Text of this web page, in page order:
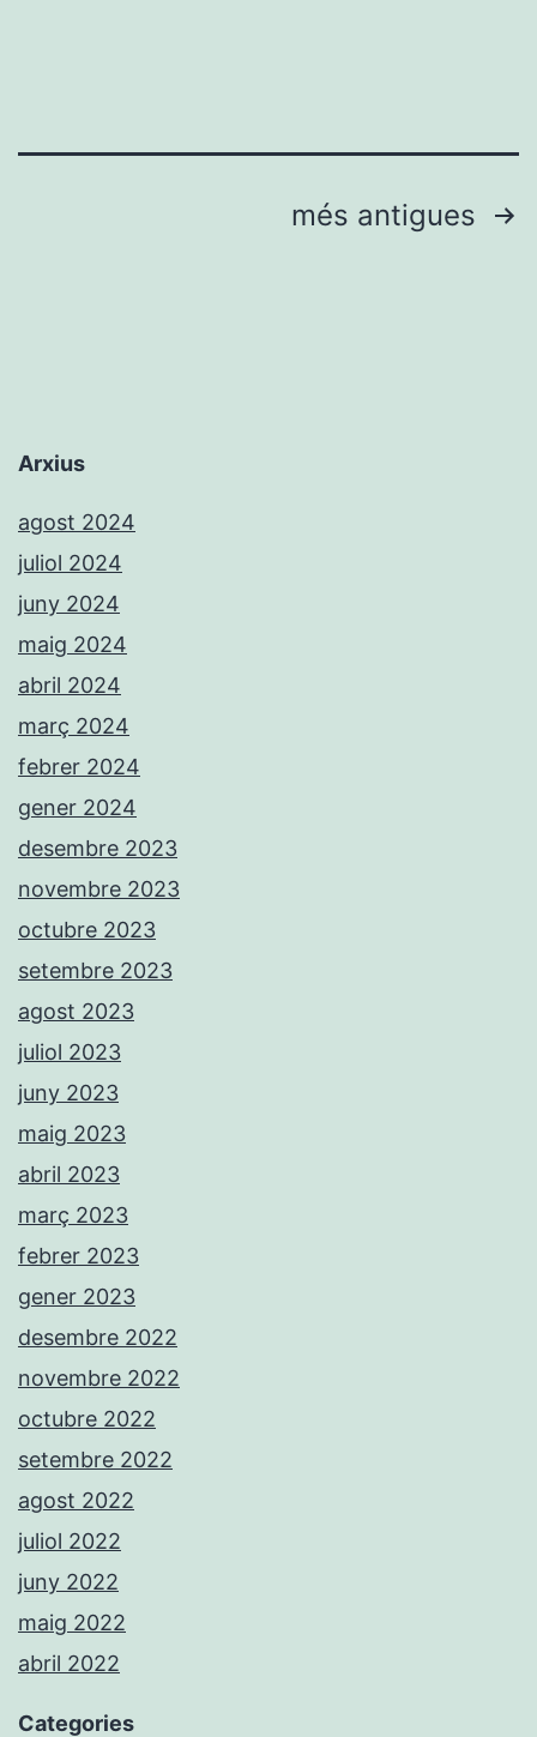
més antigues
Arxius
agost 2024
juliol 2024
juny 2024
maig 2024
abril 2024
març 2024
febrer 2024
gener 2024
desembre 2023
novembre 2023
octubre 2023
setembre 2023
agost 2023
juliol 2023
juny 2023
maig 2023
abril 2023
març 2023
febrer 2023
gener 2023
desembre 2022
novembre 2022
octubre 2022
setembre 2022
agost 2022
juliol 2022
juny 2022
maig 2022
abril 2022
Categories